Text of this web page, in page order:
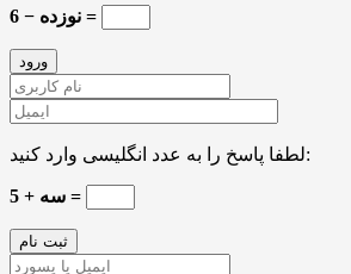
نوزده − 6 =
لطفا پاسخ را به عدد انگلیسی وارد کنید:
سه + 5 =